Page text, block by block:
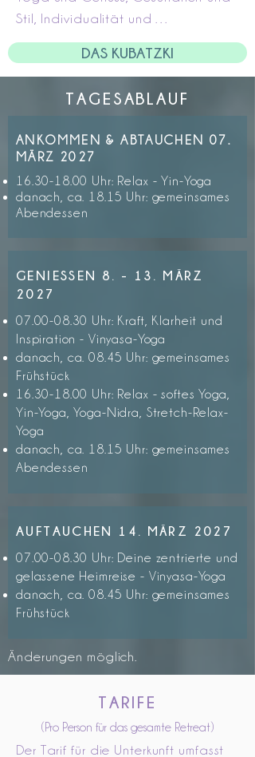
Stil, Individualität und
Gemeinschaft. In 36 Zimmern und
Suiten wird Dir neben klarem
Atmosphäre und eine wirklich
Sich als Gast wie zu Hause fühlen.
ausbalancieren und genießen, das
klappt prima in der offenen
Lobby dient.
Hier trifft man sich, an langen Tafeln
oder auf der Terrasse, im großen
Garten, im kleinen aber feinen
120qm Wellness-Bereich und in dem
puristischen Yoga-Studio.
DAS KUBATZKI
TAGESABLAUF
ANKOMMEN & ABTAUCHEN 07.
MÄRZ 2027
16.30-18.00 Uhr: Relax - Yin-Yoga
danach, ca. 18.15 Uhr: gemeinsames
Abendessen
GENIESSEN 8. - 13. MÄRZ
2027
07.00-08.30 Uhr: Kraft, Klarheit und
Inspiration - Vinyasa-Yoga
danach, ca. 08.45 Uhr: gemeinsames
Frühstück
16.30-18.00 Uhr: Relax - softes Yoga,
Yin-Yoga, Yoga-Nidra, Stretch-Relax-
Yoga
danach, ca. 18.15 Uhr: gemeinsames
Abendessen
AUFTAUCHEN 14. MÄRZ 2027
07.00-08.30 Uhr: Deine zentrierte und
gelassene Heimreise - Vinyasa-Yoga
danach, ca. 08.45 Uhr: gemeinsames
Frühstück
Änderungen möglich.
TARIFE
(Pro Person für das gesamte Retreat)
Der Tarif für die Unterkunft umfasst